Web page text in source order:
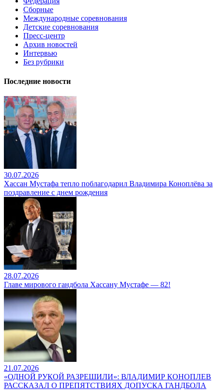
Сборные
Международные соревнования
Детские соревнования
Пресс-центр
Архив новостей
Интервью
Без рубрики
Последние новости
30.07.2026
Хассан Мустафа тепло поблагодарил Владимира Коноплёва за
поздравление с днем рождения
28.07.2026
Главе мирового гандбола Хассану Мустафе — 82!
21.07.2026
«ОДНОЙ РУКОЙ РАЗРЕШИЛИ»: ВЛАДИМИР КОНОПЛЕВ
РАССКАЗАЛ О ПРЕПЯТСТВИЯХ ДОПУСКА ГАНДБОЛА